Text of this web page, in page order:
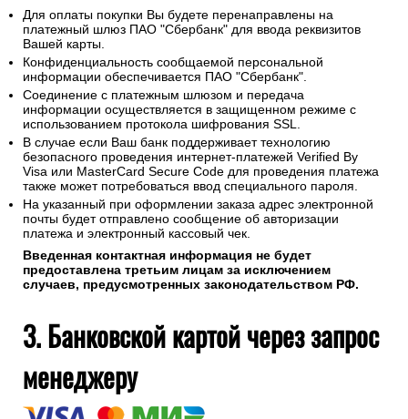
Для оплаты покупки Вы будете перенаправлены на
платежный шлюз ПАО "Сбербанк" для ввода реквизитов
Вашей карты.
Конфиденциальность сообщаемой персональной
информации обеспечивается ПАО "Сбербанк".
Соединение с платежным шлюзом и передача
информации осуществляется в защищенном режиме с
использованием протокола шифрования SSL.
В случае если Ваш банк поддерживает технологию
безопасного проведения интернет-платежей Verified By
Visa или MasterCard Secure Code для проведения платежа
также может потребоваться ввод специального пароля.
На указанный при оформлении заказа адрес электронной
почты будет отправлено сообщение об авторизации
платежа и электронный кассовый чек.
Введенная контактная информация не будет
предоставлена третьим лицам за исключением
случаев, предусмотренных законодательством РФ.
3. Банковской картой через запрос
менеджеру